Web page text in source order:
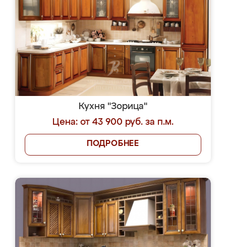
Кухня "Зорица"
Цена: от 43 900 руб. за п.м.
ПОДРОБНЕЕ